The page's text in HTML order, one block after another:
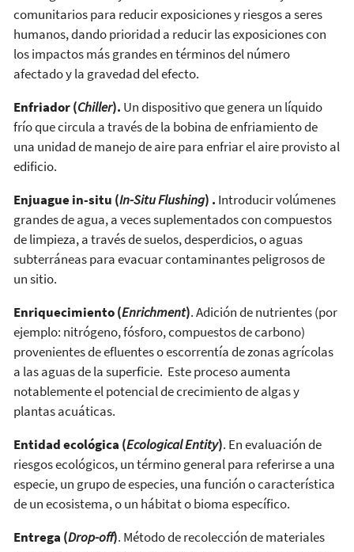
comunitarios para reducir exposiciones y riesgos a seres
humanos, dando prioridad a reducir las exposiciones con
los impactos más grandes en términos del número
afectado y la gravedad del efecto.
Enfriador (Chiller). Un dispositivo que genera un líquido
frío que circula a través de la bobina de enfriamiento de
una unidad de manejo de aire para enfriar el aire provisto al
edificio.
Enjuague in-situ (In-Situ Flushing) . Introducir volúmenes
grandes de agua, a veces suplementados con compuestos
de limpieza, a través de suelos, desperdicios, o aguas
subterráneas para evacuar contaminantes peligrosos de
un sitio.
Enriquecimiento (Enrichment). Adición de nutrientes (por
ejemplo: nitrógeno, fósforo, compuestos de carbono)
provenientes de efluentes o escorrentía de zonas agrícolas
a las aguas de la superficie. Este proceso aumenta
notablemente el potencial de crecimiento de algas y
plantas acuáticas.
Entidad ecológica (Ecological Entity). En evaluación de
riesgos ecológicos, un término general para referirse a una
especie, un grupo de especies, una función o característica
de un ecosistema, o un hábitat o bioma específico.
Entrega (Drop-off). Método de recolección de materiales